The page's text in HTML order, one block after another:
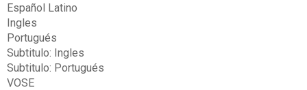
Español Latino
Ingles
Portugués
Subtitulo: Ingles
Subtitulo: Portugués
VOSE